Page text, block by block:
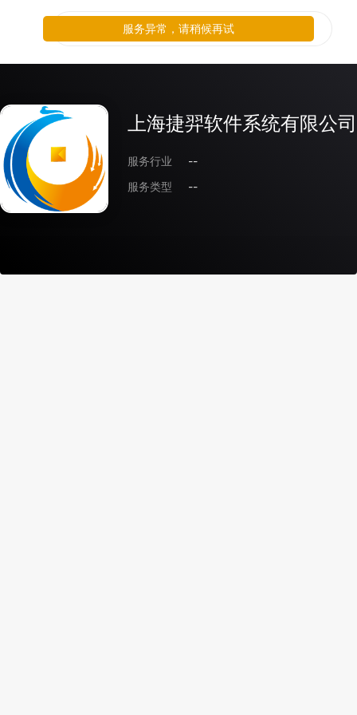
上海捷羿软件系统有限公司
服务行业
--
服务类型
--
服务异常，请稍候再试